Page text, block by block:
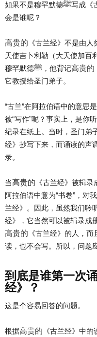
如果不是穆罕默德ﷺ写成《古兰经》，那么《古兰经》的作者又
会是谁呢？
高贵的 《古兰经》不是由人
天使吉卜利勒（大天使加百
穆罕默德ﷺ，他背记高贵的
它教授给圣门弟子。
“古兰”在阿拉伯语中的意思
被“写作”呢？事实上，是你
经》抄写下来，而诵读的声
录。
当高贵的 《古兰经》被辑
阿拉伯语中意为“书卷”，对
兰经》。因此，虽然我们聆
高贵的 《古兰经》的人，
读，也不会写。所以，问题
到底是谁第一次
经》？
这是个容易回答的问题。
根据高贵的 《古兰经》中